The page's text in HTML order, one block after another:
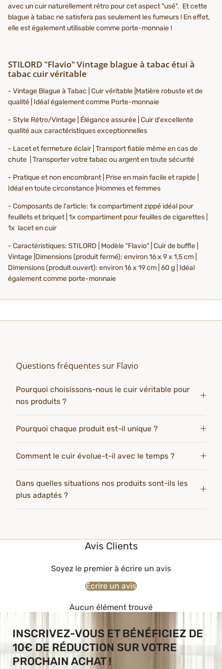
avec un cuir naturellement rétro pour cet aspect "usé". Et cette
blague à tabac ne satisfera pas seulement les fumeurs ! En effet,
elle est également utilisable comme porte-monnaie !
STILORD "Flavio" Vintage blague à tabac étui à
tabac cuir véritable
- Vintage Blague à Tabac | Cuir véritable |Matière robuste et de
qualité | Idéal également comme Porte-monnaie
- Style Rétro/Vintage | Élégance assurée | Cuir d'excellente
qualité aux caractéristiques exceptionnelles
- Lacet et fermeture éclair | Transport fiable même en cas de
chute | Transporter votre tabac ou argent en toute sécurité
- Pratique et non encombrant | Prise en main facile et rapide |
Idéal en toute circonstance |Hommes et femmes
- Composants de l'article: 1x compartiment zippé idéal pour
feuillets et briquet | 1x compartiment pour feuilles de cigarettes |
1x lacet en cuir
- Caractéristiques: STILORD | Modèle "Flavio" | Cuir de buffle |
Vintage |Dimensions (produit fermé): environ 16 x 9 x 1,5 cm |
Dimensions (produit ouvert): environ 16 x 19 cm | 60 g | Idéal
également comme porte-monnaie
Questions fréquentes sur Flavio
Pourquoi choisissons-nous le cuir véritable pour
nos produits ?
Pourquoi chaque produit est-il unique ?
Comment le cuir évolue-t-il avec le temps ?
Dans quelles situations nos produits sont-ils les
plus adaptés ?
Avis Clients
Soyez le premier à écrire un avis
Écrire un avis
Aucun élément trouvé
INSCRIVEZ-VOUS ET BÉNÉFICIEZ DE
10€ DE RÉDUCTION SUR VOTRE
PROCHAIN ACHAT !